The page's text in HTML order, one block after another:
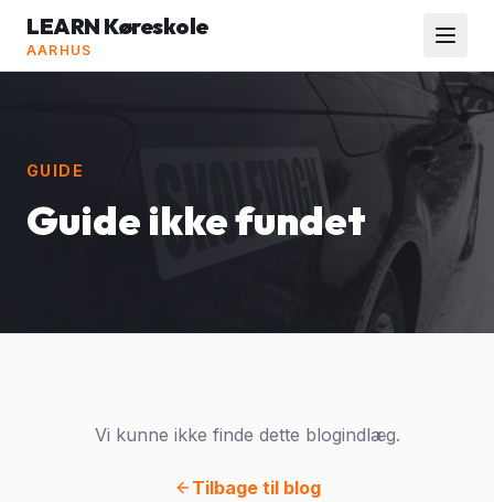
LEARN Køreskole
AARHUS
GUIDE
Guide ikke fundet
Vi kunne ikke finde dette blogindlæg.
Tilbage til blog